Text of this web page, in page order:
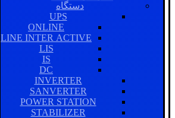
دستگاه
UPS
ONLINE
LINE INTER ACTIVE
LIS
IS
DC
INVERTER
SANVERTER
POWER STATION
STABILIZER